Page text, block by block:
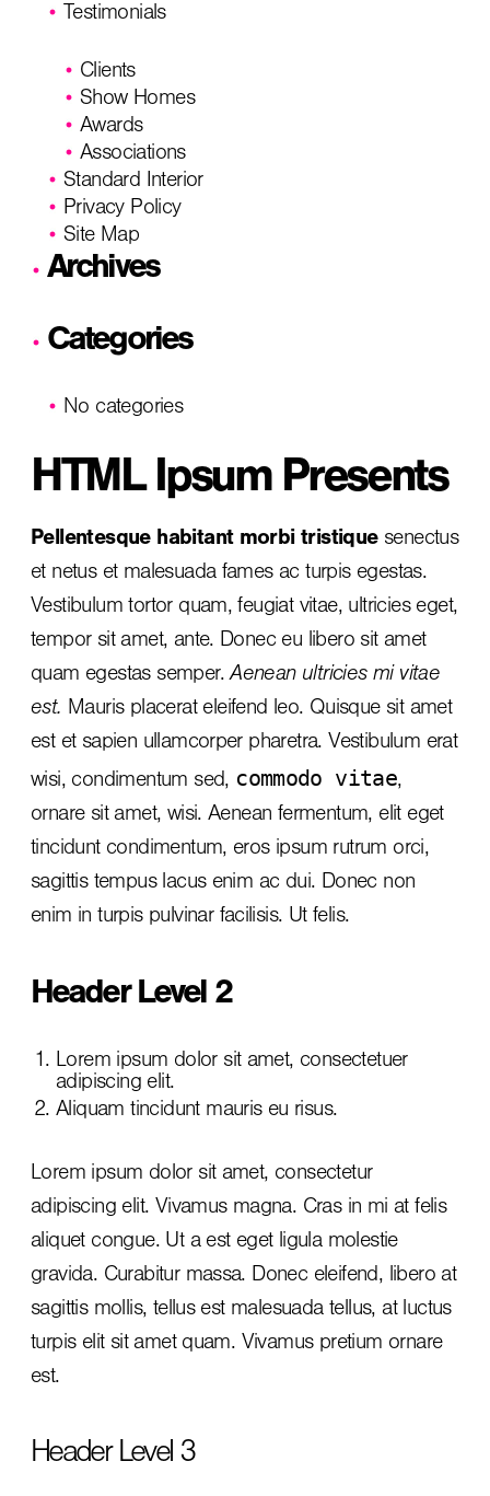
Testimonials
Clients
Show Homes
Awards
Associations
Standard Interior
Privacy Policy
Site Map
Archives
Categories
No categories
HTML Ipsum Presents
Pellentesque habitant morbi tristiquesenectus
et netus et malesuada fames ac turpis egestas.
Vestibulum tortor quam, feugiat vitae, ultricies eget,
tempor sit amet, ante. Donec eu libero sit amet
quam egestas semper.Aenean ultricies mi vitae
est. Mauris placerat eleifend leo. Quisque sit amet
est et sapien ullamcorper pharetra. Vestibulum erat
wisi, condimentum sed, commodo vitae,
ornare sit amet, wisi. Aenean fermentum, elit eget
tincidunt condimentum, eros ipsum rutrum orci,
sagittis tempus lacus enim ac dui. Donec non
enim in turpis pulvinar facilisis. Ut felis.
Header Level 2
Lorem ipsum dolor sit amet, consectetuer
adipiscing elit.
Aliquam tincidunt mauris eu risus.
Lorem ipsum dolor sit amet, consectetur
adipiscing elit. Vivamus magna. Cras in mi at felis
aliquet congue. Ut a est eget ligula molestie
gravida. Curabitur massa. Donec eleifend, libero at
sagittis mollis, tellus est malesuada tellus, at luctus
turpis elit sit amet quam. Vivamus pretium ornare
est.
Header Level 3